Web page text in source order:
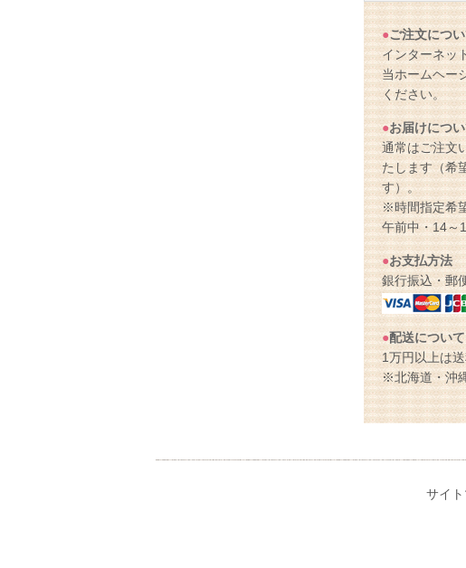
●ご注文につ
インターネッ
当ホームヘー
ください。
●お届けにつ
通常はご注文
たします（希
す）。
※時間指定希
午前中・14～
●お支払方法
銀行振込・郵
●配送について
1万円以上は
※北海道・沖
サイ